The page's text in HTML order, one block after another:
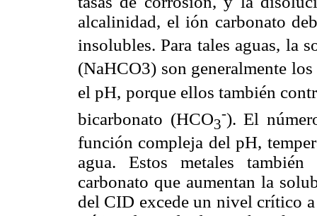
alcalinidad, el ión carbonato
insolubles. Para tales aguas, la
(NaHCO3) son generalmente
el pH, porque ellos también
bicarbonato (HCO3
-). El
función compleja del pH,
agua. Estos metales
carbonato que aumentan la
del CID excede un nivel crítico